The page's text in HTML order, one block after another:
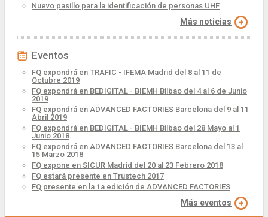
Nuevo pasillo para la identificación de personas UHF
Más noticias
Eventos
FQ expondrá en TRAFIC - IFEMA Madrid del 8 al 11 de
Octubre 2019
FQ expondrá en BEDIGITAL - BIEMH Bilbao del 4 al 6 de Junio
2019
FQ expondrá en ADVANCED FACTORIES Barcelona del 9 al 11
Abril 2019
FQ expondrá en BEDIGITAL - BIEMH Bilbao del 28 Mayo al 1
Junio 2018
FQ expondrá en ADVANCED FACTORIES Barcelona del 13 al
15 Marzo 2018
FQ expone en SICUR Madrid del 20 al 23 Febrero 2018
FQ estará presente en Trustech 2017
FQ presente en la 1a edición de ADVANCED FACTORIES
Más eventos